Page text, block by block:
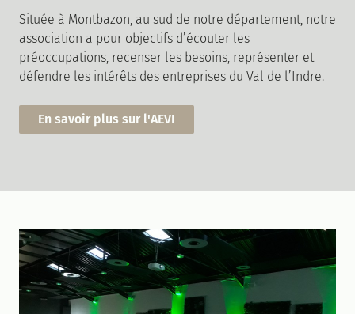
Située à Montbazon, au sud de notre département, notre
association a pour objectifs d’écouter les
préoccupations, recenser les besoins, représenter et
défendre les intérêts des entreprises du Val de l’Indre.
En savoir plus sur l'AEVI